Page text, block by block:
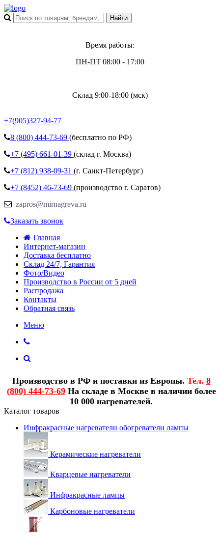
Время работы:
ПН-ПТ 08:00 - 17:00
Склад 9:00-18:00 (мск)
+7(905)327-94-77
8 (800) 444-73-69 (бесплатно по РФ)
+7 (495) 661-01-39 (склад г. Москва)
+7 (812) 938-09-31 (г. Санкт-Петербург)
+7 (8452) 46-73-69 (производство г. Саратов)
zapros@mirnagreva.ru
Заказать звонок
Главная
Интернет-магазин
Доставка бесплатно
Склад 24/7, Гарантия
Фото/Видео
Производство в России от 5 дней
Распродажа
Контакты
Обратная связь
Меню
Производство в РФ и поставки из Европы. Тел. 8
(800) 444-73-69На складе в Москве в наличии более
10 000 нагревателей.
Каталог товаров
Инфракрасные нагреватели обогреватели лампы
Керамические нагреватели
Кварцевые нагреватели
Инфракрасные лампы
Карбоновые нагреватели